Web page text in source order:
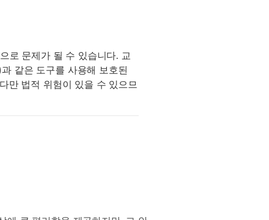
로 문제가 될 수 있습니다. 교
같은 도구를 사용해 보호된
만 법적 위험이 있을 수 있으므